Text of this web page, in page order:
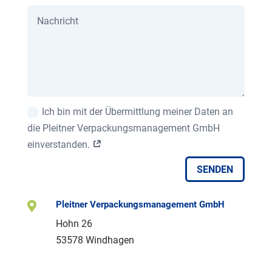
Ich bin mit der Übermittlung meiner Daten an
die Pleitner Verpackungsmanagement GmbH
einverstanden.
SENDEN
 Pleitner Verpackungsmanagement GmbH
Hohn 26
53578 Windhagen